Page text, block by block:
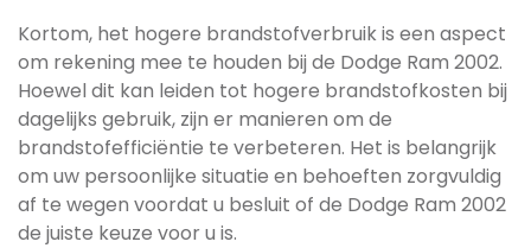
Kortom, het hogere brandstofverbruik is een aspect
om rekening mee te houden bij de Dodge Ram 2002.
Hoewel dit kan leiden tot hogere brandstofkosten bij
dagelijks gebruik, zijn er manieren om de
brandstofefficiëntie te verbeteren. Het is belangrijk
om uw persoonlijke situatie en behoeften zorgvuldig
af te wegen voordat u besluit of de Dodge Ram 2002
de juiste keuze voor u is.